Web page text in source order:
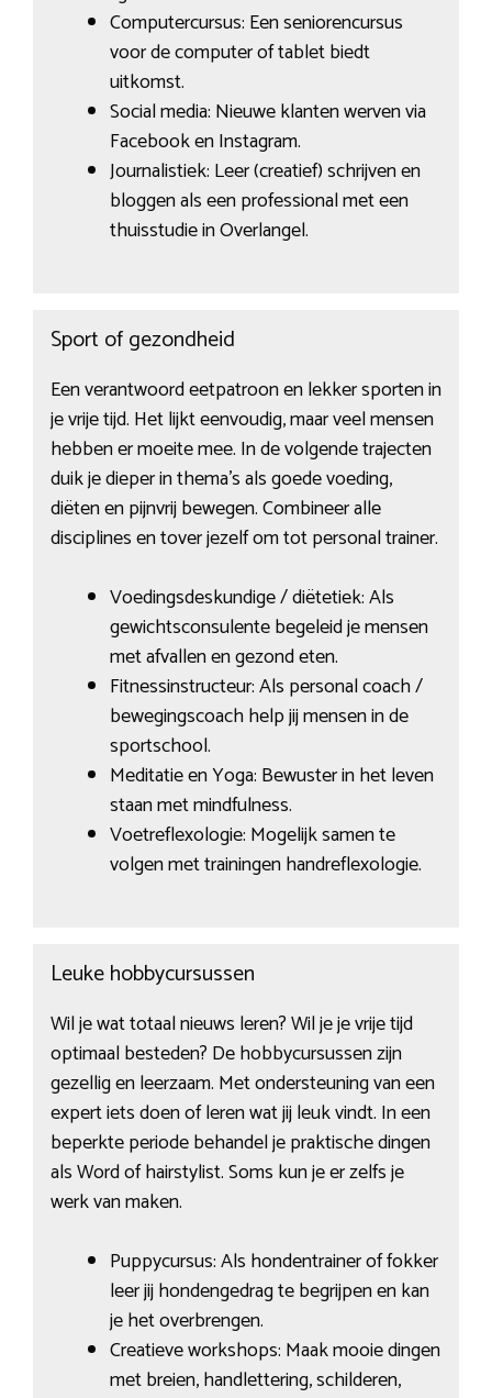
Computercursus: Een seniorencursus
voor de computer of tablet biedt
uitkomst.
Social media: Nieuwe klanten werven via
Facebook en Instagram.
Journalistiek: Leer (creatief) schrijven en
bloggen als een professional met een
thuisstudie in Overlangel.
Sport of gezondheid
Een verantwoord eetpatroon en lekker sporten in
je vrije tijd. Het lijkt eenvoudig, maar veel mensen
hebben er moeite mee. In de volgende trajecten
duik je dieper in thema’s als goede voeding,
diëten en pijnvrij bewegen. Combineer alle
disciplines en tover jezelf om tot personal trainer.
Voedingsdeskundige / diëtetiek: Als
gewichtsconsulente begeleid je mensen
met afvallen en gezond eten.
Fitnessinstructeur: Als personal coach /
bewegingscoach help jij mensen in de
sportschool.
Meditatie en Yoga: Bewuster in het leven
staan met mindfulness.
Voetreflexologie: Mogelijk samen te
volgen met trainingen handreflexologie.
Leuke hobbycursussen
Wil je wat totaal nieuws leren? Wil je je vrije tijd
optimaal besteden? De hobbycursussen zijn
gezellig en leerzaam. Met ondersteuning van een
expert iets doen of leren wat jij leuk vindt. In een
beperkte periode behandel je praktische dingen
als Word of hairstylist. Soms kun je er zelfs je
werk van maken.
Puppycursus: Als hondentrainer of fokker
leer jij hondengedrag te begrijpen en kan
je het overbrengen.
Creatieve workshops: Maak mooie dingen
met breien, handlettering, schilderen,